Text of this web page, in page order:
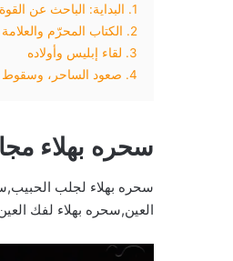
1. البداية: الباحث عن القوة
2. الكتاب المحرّم والعلامة السوداء
3. لقاء إبليس وأولاده
4. صعود الساحر، وسقوط الإنسان
سحره بهلاء
سحره بهلاء لجلب
العين,سحره بهلاء لفك